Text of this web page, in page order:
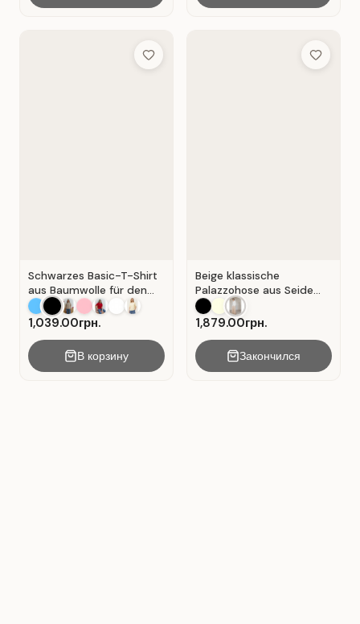
Add to Wish List
Schwarzes Basic-T-Shirt
aus Baumwolle für den
Alltag . Schwarz.
1,039.00грн.
В корзину
Add to
Beige klassische
Palazzohose aus Seide
mit Falten . Beige .
1,879.00грн.
Закончился